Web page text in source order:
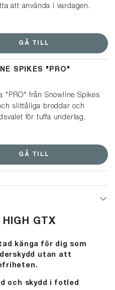
att använda i vardagen.
på i princip alla typer av
är enkla att ta på och av
#000000;">Perfekta till
ärenden i stan,
och promenader – men
som vinterutflykter och
span></p></br> ⭐️
från Snowline Spikes har
och Icakurirens tester av
hög kvalitet.
GÅ TILL
SPIKES "PRO"
"PRO" från Snowline Spikes
slittåliga broddar och
för tuffa underlag,
gäller fritid, jakt,
GÅ TILL
HIGH GTX
känga för dig som
utan att
och skydd i fotled